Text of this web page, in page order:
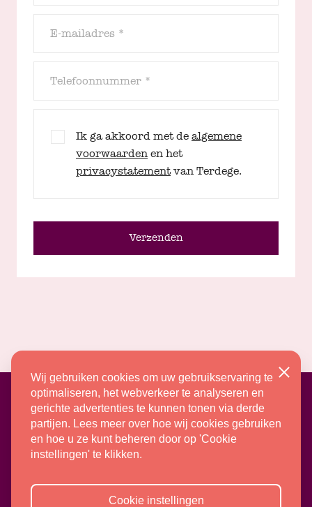
E-mailadres *
Telefoonnummer *
Ik ga akkoord met de algemene
voorwaarden en het
privacystatementvan Terdege.
Verzenden
AbonnementsvoorwaardenCookie-instellingen
Wij gebruiken cookies om uw gebruikservaring te
optimaliseren, het webverkeer te analyseren en
gerichte advertenties te kunnen tonen via derde
partijen. Lees meer over hoe wij cookies gebruiken
en hoe u ze kunt beheren door op 'Cookie
instellingen' te klikken.
Cookie instellingen